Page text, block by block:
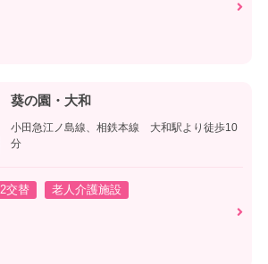
葵の園・大和
小田急江ノ島線、相鉄本線 大和駅より徒歩10
分
2交替
老人介護施設